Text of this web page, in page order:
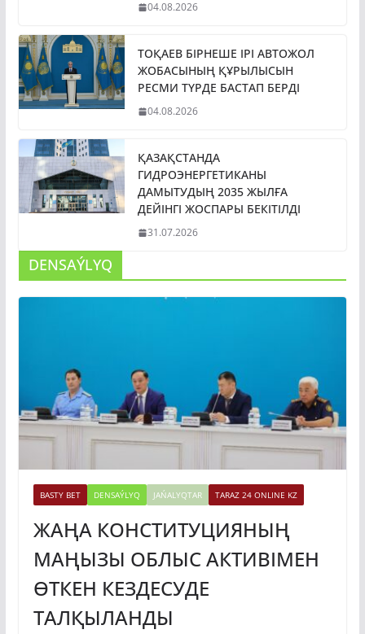
04.08.2026
ТОҚАЕВ БІРНЕШЕ ІРІ АВТОЖОЛ
ЖОБАСЫНЫҢ ҚҰРЫЛЫСЫН
РЕСМИ ТҮРДЕ БАСТАП БЕРДІ
04.08.2026
ҚАЗАҚСТАНДА
ГИДРОЭНЕРГЕТИКАНЫ
ДАМЫТУДЫҢ 2035 ЖЫЛҒА
ДЕЙІНГІ ЖОСПАРЫ БЕКІТІЛДІ
31.07.2026
DENSAÝLYQ
BASTY BET DENSAÝLYQ JAŃALYQTAR TARAZ 24 ONLINE KZ
ЖАҢА КОНСТИТУЦИЯНЫҢ
МАҢЫЗЫ ОБЛЫС АКТИВІМЕН
ӨТКЕН КЕЗДЕСУДЕ
ТАЛҚЫЛАНДЫ